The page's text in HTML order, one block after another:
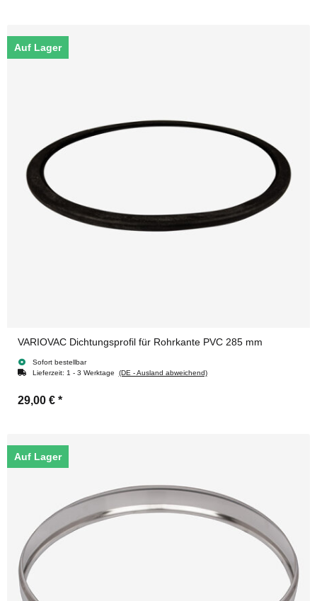
Auf Lager
VARIOVAC Dichtungsprofil für Rohrkante PVC 285 mm
Sofort bestellbar
Lieferzeit: 1 - 3 Werktage (DE - Ausland abweichend)
29,00 € *
Auf Lager